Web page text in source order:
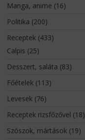
Manga, anime (16)
Politika (200)
Receptek(433)
Calpis (25)
Desszert, saláta (83)
Főételek(113)
Levesek(76)
Receptek rizsfőzővel (18)
Szószok, mártások(19)